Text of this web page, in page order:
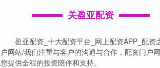
关盈亚配资
盈亚配资_十大配资平台_网上配资APP_配资
户网站/我们注重与客户的沟通与合作，配资门户
您提供全程的投资陪伴和支持。